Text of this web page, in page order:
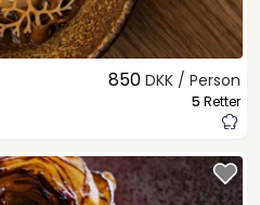
850 DKK / Person
5 Retter